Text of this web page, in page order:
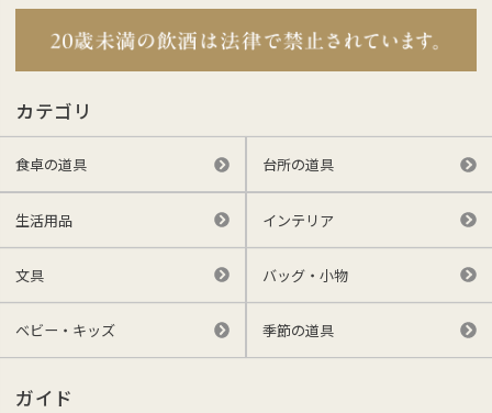
カテゴリ
食卓の道具 台所の道具
生活用品 インテリア
文具 バッグ・小物
ベビー・キッズ 季節の道具
ガイド